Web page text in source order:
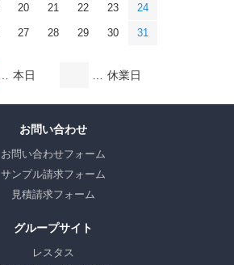
20 21 22 23 24
27 28 29 30 31
本日 休業日
お問い合わせ
お問い合わせフォーム
サンプル請求フォーム
見積請求フォーム
グループサイト
レスタス